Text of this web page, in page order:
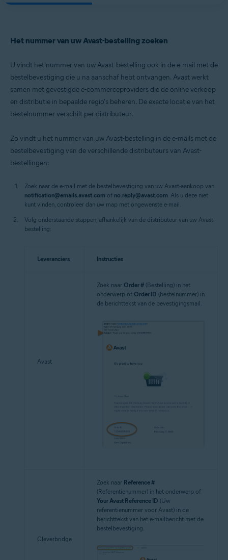
Het nummer van uw Avast-bestelling zoeken
U vindt het nummer van uw Avast-bestelling ook in de e-mail met de
bestelbevestiging die u na aanschaf hebt ontvangen. Avast werkt
samen met gevestigde e-commerceproviders die de online verkoop
en distributie in bepaalde regio's beheren. De exacte locatie van het
bestelnummer verschilt per distributeur.
Zo vindt u het nummer van uw Avast-bestelling in de e-mails met de
bestelbevestiging van de verschillende distributeurs van Avast-
bestellingen:
Zoek naar de e-mail met de bestelbevestiging van uw Avast-aankoop van
notification@emails.avast.com of no.reply@avast.com. Als u deze niet
kunt vinden, controleer dan uw map met ongewenste e-mail.
Volg onderstaande stappen, afhankelijk van de distributeur van uw Avast-
bestelling:
Leveranciers Instructies
Avast
Zoek naar Order # (Bestelling) in het
onderwerp of Order ID (bestelnummer) in
de berichttekst van de bevestigingsmail.
Cleverbridge
Zoek naar Reference #
(Referentienummer) in het onderwerp of
Your Avast Reference ID (Uw
referentienummer voor Avast) in de
berichttekst van het e-mailbericht met de
bestelbevestiging.